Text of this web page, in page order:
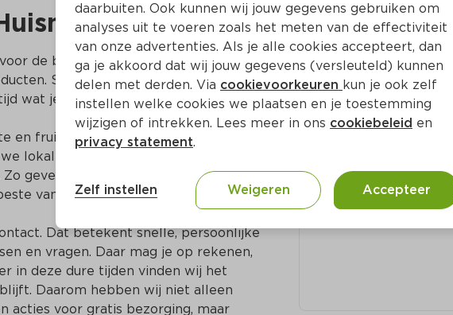
de buurt en voor elkaar. Bij ons in de
Soms zijn deze artikelen
wat je eet.
en fruit uit het seizoen, liefst
lokale ondernemers de ruimte om
geven we ons landelijke merk een
van twee werelden.
Dat betekent snelle, persoonlijke
en vragen. Daar mag je op rekenen,
in deze dure tijden vinden wij het
Daarom hebben wij niet alleen
acties voor gratis bezorging, maar
Adres en
Carstensdijk 164
Elim
daarbuiten. Ook kunnen wij jouw gegevens gebruiken om
analyses uit te voeren zoals het meten van de effectiviteit
van onze advertenties. Als je alle cookies accepteert, dan
ga je akkoord dat wij jouw gegevens (versleuteld) kunnen
delen met derden. Via cookievoorkeuren kun je ook zelf
instellen welke cookies we plaatsen en je toestemming
wijzigen of intrekken. Lees meer in ons cookiebeleid en
privacy statement.
Zelf instellen Weigeren Accepteer